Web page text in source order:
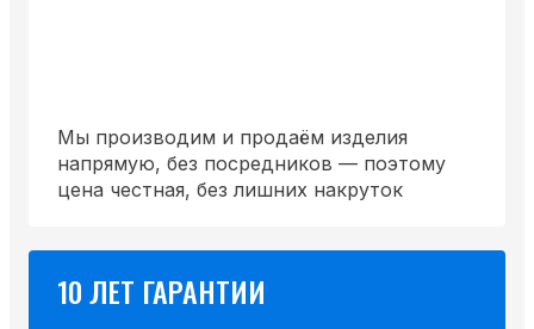
Мы производим и продаём изделия
напрямую, без посредников — поэтому
цена честная, без лишних накруток
10 ЛЕТ ГАРАНТИИ